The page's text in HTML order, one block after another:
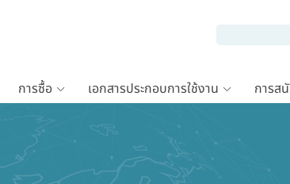
การซื้อ เอกสารประกอบการใช้งาน การส